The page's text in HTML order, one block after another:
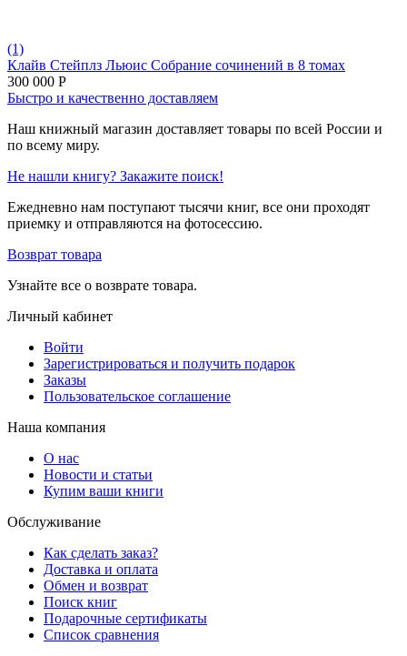
(1)
Клайв Стейплз Льюис Собрание сочинений в 8 томах
300 000 Р
Быстро и качественно доставляем
Наш книжный магазин доставляет товары по всей России и
по всему миру.
Не нашли книгу? Закажите поиск!
Ежедневно нам поступают тысячи книг, все они проходят
приемку и отправляются на фотосессию.
Возврат товара
Узнайте все о возврате товара.
Личный кабинет
Войти
Зарегистрироваться и получить подарок
Заказы
Пользовательское соглашение
Наша компания
О нас
Новости и статьи
Купим ваши книги
Обслуживание
Как сделать заказ?
Доставка и оплата
Обмен и возврат
Поиск книг
Подарочные сертификаты
Список сравнения